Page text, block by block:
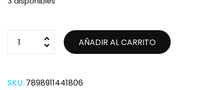
AÑADIR AL CARRITO
SKU: 7898911441806